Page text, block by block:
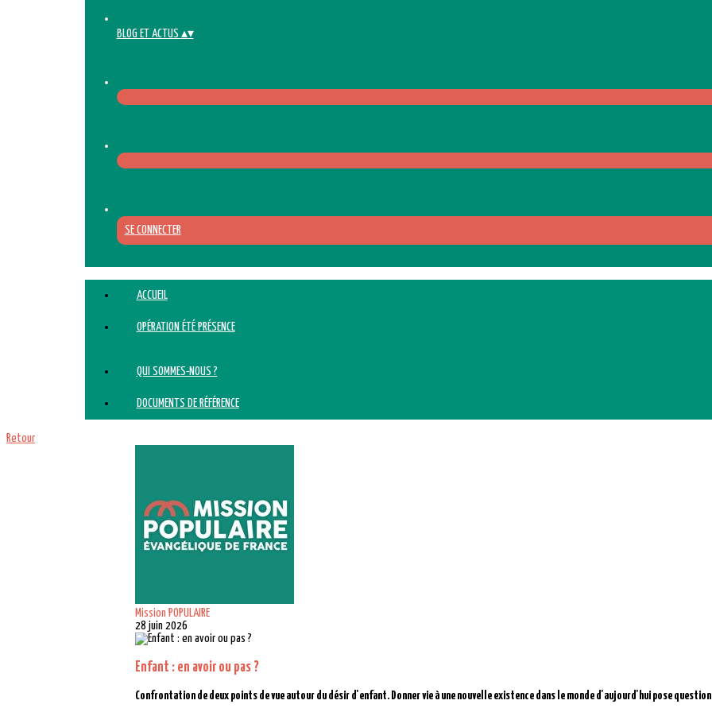
BLOG ET ACTUS ▴▾
SE CONNECTER
ACCUEIL
OPÉRATION ÉTÉ PRÉSENCE
QUI SOMMES-NOUS ?
DOCUMENTS DE RÉFÉRENCE
Retour
Mission POPULAIRE
28 juin 2026
Enfant : en avoir ou pas ?
Confrontation de deux points de vue autour du désir d'enfant. Donner vie à une nouvelle existence dans le monde d'aujourd'hui pose